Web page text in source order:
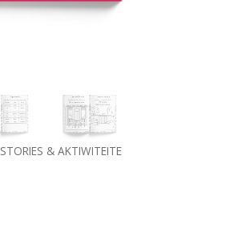
STORIES & AKTIWITEITE